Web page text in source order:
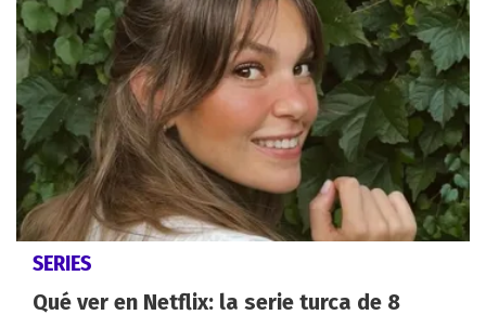
SERIES
Qué ver en Netflix: la serie turca de 8